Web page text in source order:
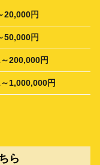
20,000円
50,000円
200,000円
1,000,000円
ら